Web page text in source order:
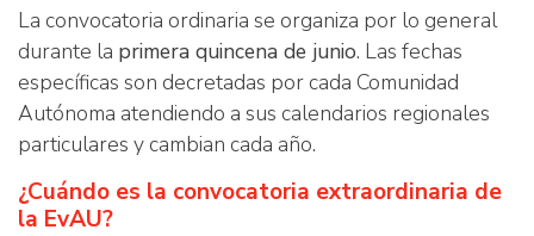
La convocatoria ordinaria se organiza por lo general
durante la primera quincena de junio. Las fechas
específicas son decretadas por cada Comunidad
Autónoma atendiendo a sus calendarios regionales
particulares y cambian cada año.
¿Cuándo es la convocatoria extraordinaria de
la EvAU?